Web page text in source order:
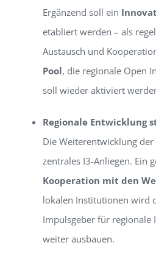
Ergänzend soll ein
etabliert werden – als
Austausch und
Pool, die regionale Open
soll wieder aktiviert
Regionale Entwicklung
Die Weiterentwicklung
zentrales I3-Anliegen. Ein
Kooperation mit den
lokalen Institutionen wird
Impulsgeber für regionale
weiter ausbauen.